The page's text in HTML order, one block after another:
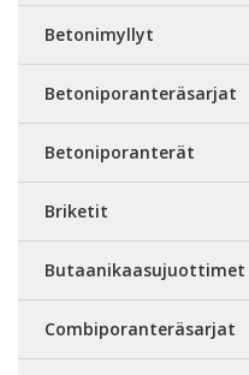
Betonimyllyt
Betoniporanteräsarjat
Betoniporanterät
Briketit
Butaanikaasujuottimet
Combiporanteräsarjat